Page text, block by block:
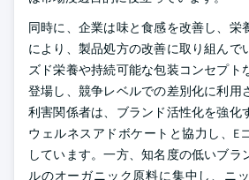
同時に、企業は味と食感を改善し、栄
により、製品処方の改善に取り組んで
ズド栄養や持続可能な包装コンセプト
登場し、競争レベルでの差別化に利用
利害関係者は、ブランド活性化を強化
ウェルネスアドボケートと協力し、E
しています。一方、知名度の低いブラ
ルのオーガニック原料に集中し、ニ